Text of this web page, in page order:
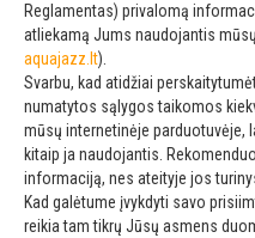
Reglamentas) privalomą
atliekamą Jums naudojantis
aquajazz.lt).
Svarbu, kad atidžiai
numatytos sąlygos taikomos
mūsų internetinėje parduotuvėje,
kitaip ja naudojantis.
informaciją, nes ateityje jos
Kad galėtume įvykdyti savo
reikia tam tikrų Jūsų asmens